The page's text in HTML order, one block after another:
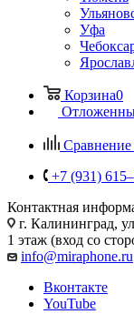
Уфа
Корзина0
Сравнение
+7 (931)
Контактная
г. Калининград,
1 этаж (вход со
info@miraphone.ru
Вконтакте
YouTube